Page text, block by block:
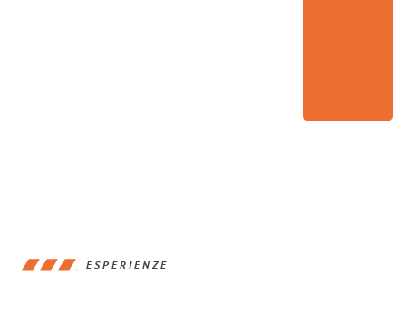
ESPERIENZE